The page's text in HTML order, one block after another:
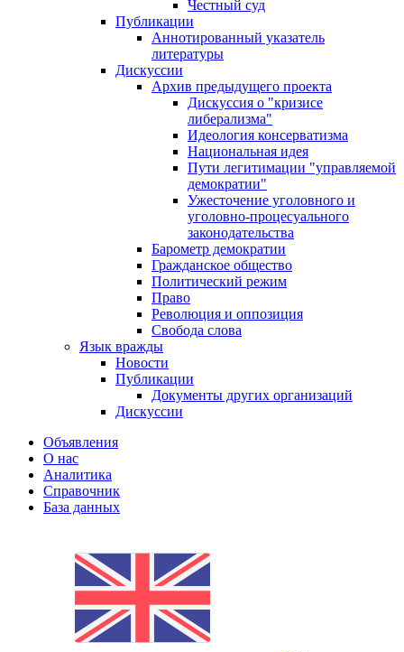
Честный суд
Публикации
Аннотированный указатель
литературы
Дискуссии
Архив предыдущего проекта
Дискуссия о "кризисе
либерализма"
Идеология консерватизма
Национальная идея
Пути легитимации "управляемой
демократии"
Ужесточение уголовного и
уголовно-процесуального
законодательства
Барометр демократии
Гражданское общество
Политический режим
Право
Революция и оппозиция
Свобода слова
Язык вражды
Новости
Публикации
Документы других организаций
Дискуссии
Объявления
О нас
Аналитика
Справочник
База данных